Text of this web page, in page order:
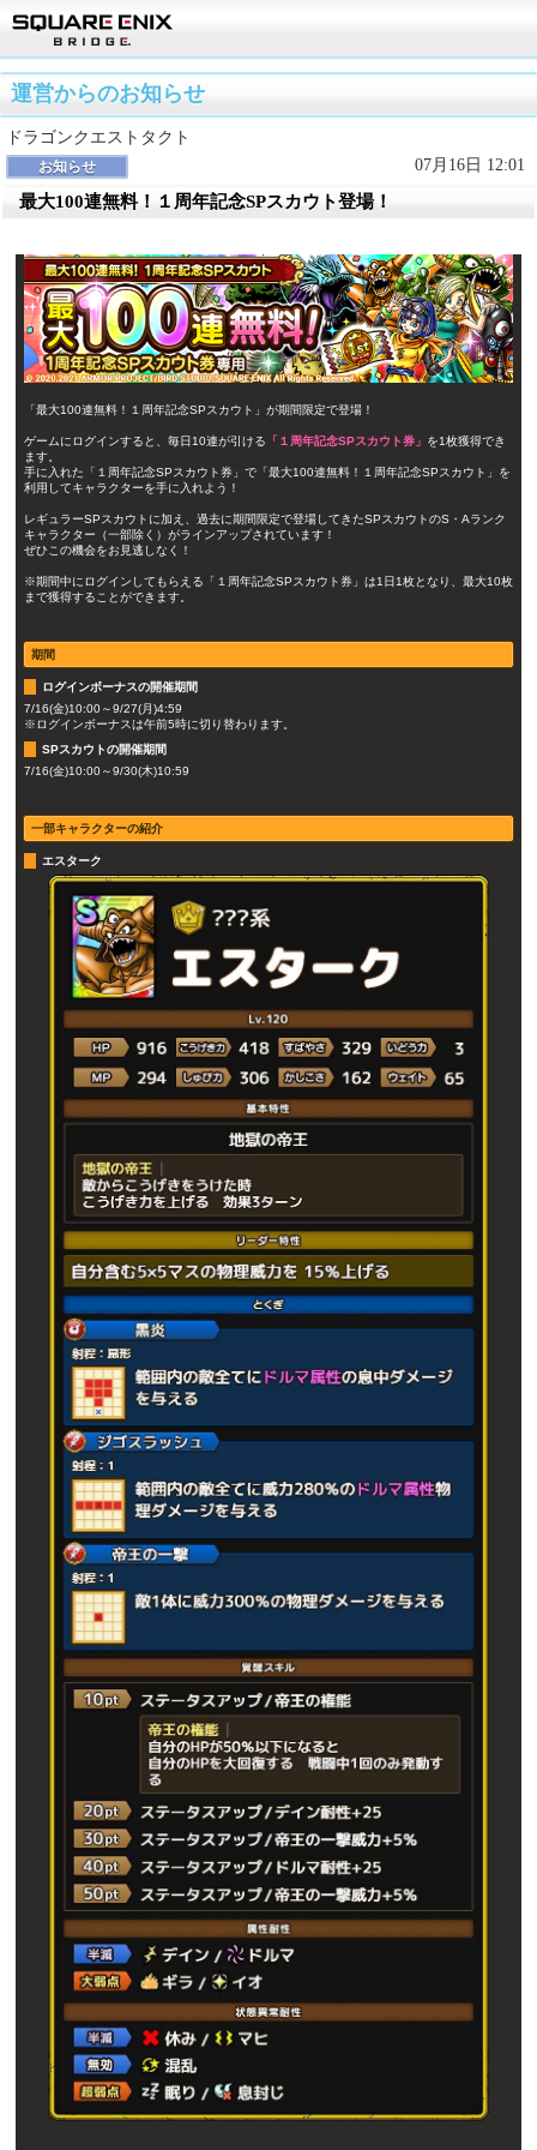
運営からのお知らせ
ドラゴンクエストタクト
お知らせ 07月16日 12:01
最大100連無料！１周年記念SPスカウト登場！
「最大100連無料！１周年記念SPスカウト」が期間限定で登場！
ゲームにログインすると、毎日10連が引ける 「１周年記念SPスカウト券」 を1枚獲得でき
ます。
手に入れた「１周年記念SPスカウト券」で「最大100連無料！１周年記念SPスカウト」を
利用してキャラクターを手に入れよう！
レギュラーSPスカウトに加え、過去に期間限定で登場してきたSPスカウトのS・Aランク
キャラクター（一部除く）がラインアップされています！
ぜひこの機会をお見逃しなく！
※期間中にログインしてもらえる「１周年記念SPスカウト券」は1日1枚となり、最大10枚
まで獲得することができます。
期間
ログインボーナスの開催期間
7/16(金)10:00～9/27(月)4:59
※ログインボーナスは午前5時に切り替わります。
SPスカウトの開催期間
7/16(金)10:00～9/30(木)10:59
一部キャラクターの紹介
エスターク